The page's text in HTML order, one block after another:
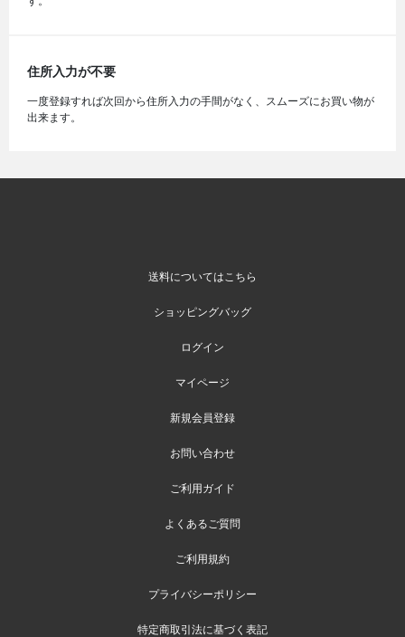
住所入力が不要
一度登録すれば次回から住所入力の手間がなく、スムーズにお買い物が
出来ます。
送料についてはこちら
ショッピングバッグ
ログイン
マイページ
新規会員登録
お問い合わせ
ご利用ガイド
よくあるご質問
ご利用規約
プライバシーポリシー
特定商取引法に基づく表記